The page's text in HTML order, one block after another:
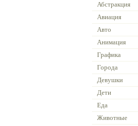
Абстракция
Авиация
Авто
Анимация
Графика
Города
Девушки
Дети
Еда
Животные